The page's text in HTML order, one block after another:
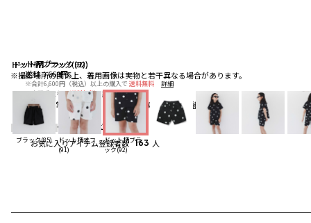
ドット柄ブラック(92)
※撮影場所の関係上、着用画像は実物と若干異なる場合があります。
ドット柄ブラック(92)
ドット柄ブラック(92)
ブラック(85)
ドット柄オフ
(91)
ドット柄ブラ
ック(92)
送料：660円
※合計6,600円（税込）以上の購入で 送料無料
詳細
※店頭受取なら送料無料 詳細
配送： 通常、ご注文より1～5営業日にて出荷 詳細
4.8 （5） レビューを見る
お気に入りアイテム登録者数 163 人